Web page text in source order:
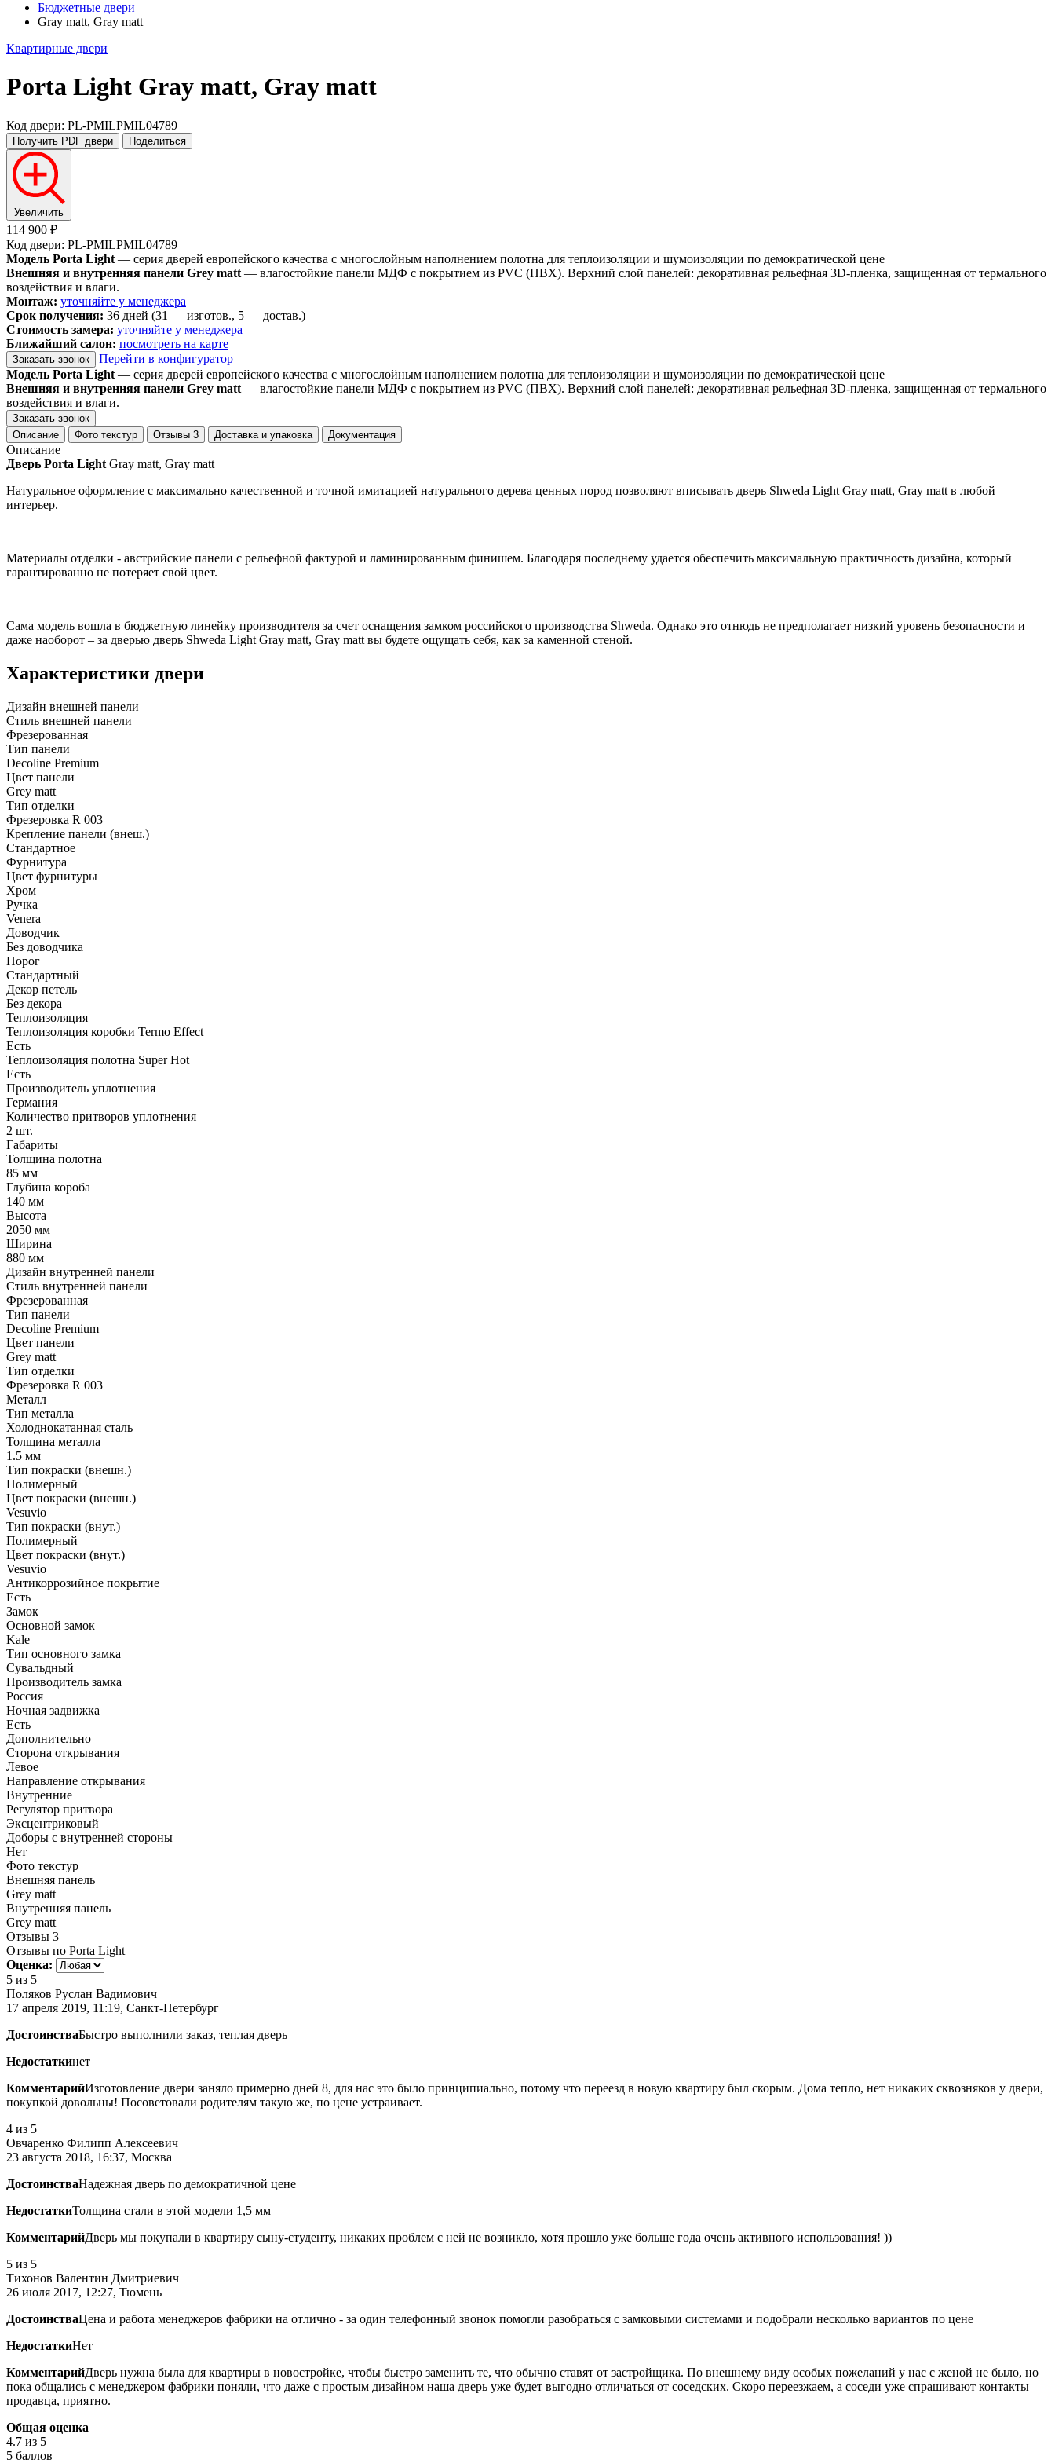
Бюджетные двери
Gray matt, Gray matt
Квартирные двери
Porta Light Gray matt, Gray matt
Код двери: PL-PMILPMIL04789
Получить PDF двери Поделиться
Увеличить
114 900 ₽
Код двери: PL-PMILPMIL04789
Модель Porta Light — серия дверей европейского качества с многослойным наполнением полотна для теплоизоляции и шумоизоляции по демократической цене
Внешняя и внутренняя панели Grey matt — влагостойкие панели МДФ с покрытием из PVC (ПВХ). Верхний слой панелей: декоративная рельефная 3D-пленка, защищенная от термального
воздействия и влаги.
Монтаж: уточняйте у менеджера
Срок получения: 36 дней (31 — изготов., 5 — достав.)
Стоимость замера: уточняйте у менеджера
Ближайший салон: посмотреть на карте
Заказать звонок
Перейти в конфигуратор
Модель Porta Light — серия дверей европейского качества с многослойным наполнением полотна для теплоизоляции и шумоизоляции по демократической цене
Внешняя и внутренняя панели Grey matt — влагостойкие панели МДФ с покрытием из PVC (ПВХ). Верхний слой панелей: декоративная рельефная 3D-пленка, защищенная от термального
воздействия и влаги.
Заказать звонок
Описание
Фото текстур Отзывы 3 Доставка и упаковка Документация
Описание
Дверь Porta Light Gray matt, Gray matt
Натуральное оформление с максимально качественной и точной имитацией натурального дерева ценных пород позволяют вписывать дверь Shweda Light Gray matt, Gray matt в любой
интерьер.
Материалы отделки - австрийские панели с рельефной фактурой и ламинированным финишем. Благодаря последнему удается обеспечить максимальную практичность дизайна, который
гарантированно не потеряет свой цвет.
Сама модель вошла в бюджетную линейку производителя за счет оснащения замком российского производства Shweda. Однако это отнюдь не предполагает низкий уровень безопасности и
даже наоборот – за дверью дверь Shweda Light Gray matt, Gray matt вы будете ощущать себя, как за каменной стеной.
Характеристики двери
Дизайн внешней панели
Стиль внешней панели
Фрезерованная
Тип панели
Decoline Premium
Цвет панели
Grey matt
Тип отделки
Фрезеровка R 003
Крепление панели (внеш.)
Стандартное
Фурнитура
Цвет фурнитуры
Хром
Ручка
Venera
Доводчик
Без доводчика
Порог
Стандартный
Декор петель
Без декора
Теплоизоляция
Теплоизоляция коробки Termo Effect
Есть
Теплоизоляция полотна Super Нot
Есть
Производитель уплотнения
Германия
Количество притворов уплотнения
2 шт.
Габариты
Толщина полотна
85 мм
Глубина короба
140 мм
Высота
2050 мм
Ширина
880 мм
Дизайн внутренней панели
Стиль внутренней панели
Фрезерованная
Тип панели
Decoline Premium
Цвет панели
Grey matt
Тип отделки
Фрезеровка R 003
Металл
Тип металла
Холоднокатанная сталь
Толщина металла
1.5 мм
Тип покраски (внешн.)
Полимерный
Цвет покраски (внешн.)
Vesuvio
Тип покраски (внут.)
Полимерный
Цвет покраски (внут.)
Vesuvio
Антикоррозийное покрытие
Есть
Замок
Основной замок
Kale
Тип основного замка
Сувальдный
Производитель замка
Россия
Ночная задвижка
Есть
Дополнительно
Сторона открывания
Левое
Направление открывания
Внутренние
Регулятор притвора
Эксцентриковый
Доборы с внутренней стороны
Нет
Фото текстур
Внешняя панель
Grey matt
Внутренняя панель
Grey matt
Отзывы 3
Отзывы по Porta Light
Оценка:
5 из 5
Поляков Руслан Вадимович
17 апреля 2019, 11:19, Санкт-Петербург
ДостоинстваБыстро выполнили заказ, теплая дверь
Недостаткинет
КомментарийИзготовление двери заняло примерно дней 8, для нас это было принципиально, потому что переезд в новую квартиру был скорым. Дома тепло, нет никаких сквозняков у двери,
покупкой довольны! Посоветовали родителям такую же, по цене устраивает.
4 из 5
Овчаренко Филипп Алексеевич
23 августа 2018, 16:37, Москва
ДостоинстваНадежная дверь по демократичной цене
НедостаткиТолщина стали в этой модели 1,5 мм
КомментарийДверь мы покупали в квартиру сыну-студенту, никаких проблем с ней не возникло, хотя прошло уже больше года очень активного использования! ))
5 из 5
Тихонов Валентин Дмитриевич
26 июля 2017, 12:27, Тюмень
ДостоинстваЦена и работа менеджеров фабрики на отлично - за один телефонный звонок помогли разобраться с замковыми системами и подобрали несколько вариантов по цене
НедостаткиНет
КомментарийДверь нужна была для квартиры в новостройке, чтобы быстро заменить те, что обычно ставят от застройщика. По внешнему виду особых пожеланий у нас с женой не было, но
пока общались с менеджером фабрики поняли, что даже с простым дизайном наша дверь уже будет выгодно отличаться от соседских. Скоро переезжаем, а соседи уже спрашивают контакты
продавца, приятно.
Общая оценка
4.7 из 5
5 баллов